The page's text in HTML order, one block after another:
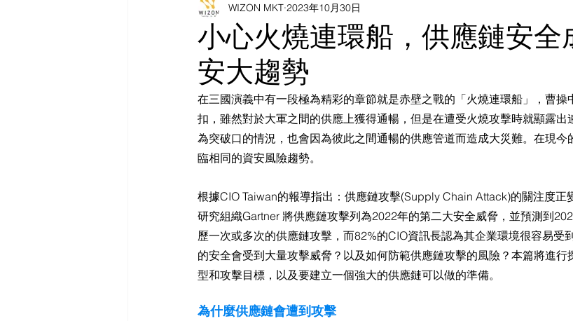
WIZON 資安新聞脈動 資安事件評論&探討
小心火燒連環船，供應鏈安全
安大趨勢
WIZON MKT 2023年10月30日
在三國演義中有一段極為精彩的章節就是赤壁之戰的「火燒連環船」，曹操
扣，雖然對於大軍之間的供應上獲得通暢，但是在遭受火燒攻擊時就顯露
為突破口的情況，也會因為彼此之間通暢的供應管道而造成大災難。在現
臨相同的資安風險趨勢。
根據CIO Taiwan的報導指出：供應鏈攻擊(Supply Chain Attack)的關注度正
研究組織Gartner 將供應鏈攻擊列為2022年的第二大安全威脅，並預測到
歷一次或多次的供應鏈攻擊，而82%的CIO資訊長認為其企業環境很容易受
的安全會受到大量攻擊威脅？以及如何防範供應鏈攻擊的風險？本篇將進
型和攻擊目標，以及要建立一個強大的供應鏈可以做的準備。
為什麼供應鏈會遭到攻擊